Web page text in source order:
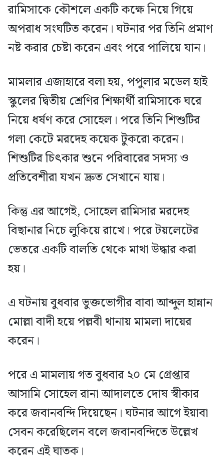
রামিসাকে কৌশলে একটি কক্ষে নিয়ে গিয়ে
অপরাধ সংঘটিত করেন। ঘটনার পর তিনি প্রমাণ
নষ্ট করার চেষ্টা করেন এবং পরে পালিয়ে যান।
মামলার এজাহারে বলা হয়, পপুলার মডেল হাই
স্কুলের দ্বিতীয় শ্রেণির শিক্ষার্থী রামিসাকে ঘরে
নিয়ে ধর্ষণ করে সোহেল। পরে তিনি শিশুটির
গলা কেটে মরদেহ কয়েক টুকরো করেন।
শিশুটির চিৎকার শুনে পরিবারের সদস্য ও
প্রতিবেশীরা যখন দ্রুত সেখানে যায়।
কিন্তু এর আগেই, সোহেল রামিসার মরদেহ
বিছানার নিচে লুকিয়ে রাখে। পরে টয়লেটের
ভেতরে একটি বালতি থেকে মাথা উদ্ধার করা
হয়।
এ ঘটনায় বুধবার ভুক্তভোগীর বাবা আব্দুল হান্নান
মোল্লা বাদী হয়ে পল্লবী থানায় মামলা দায়ের
করেন।
পরে এ মামলায় গত বুধবার ২০ মে গ্রেপ্তার
আসামি সোহেল রানা আদালতে দোষ স্বীকার
করে জবানবন্দি দিয়েছেন। ঘটনার আগে ইয়াবা
সেবন করেছিলেন বলে জবানবন্দিতে উল্লেখ
করেন এই ঘাতক।